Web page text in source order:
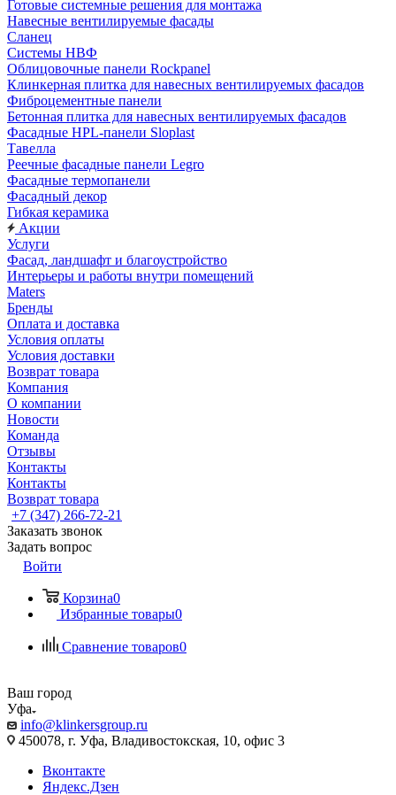
Готовые системные решения для монтажа
Навесные вентилируемые фасады
Сланец
Системы НВФ
Облицовочные панели Rockpanel
Клинкерная плитка для навесных вентилируемых фасадов
Фиброцементные панели
Бетонная плитка для навесных вентилируемых фасадов
Фасадные HPL-панели Sloplast
Тавелла
Реечные фасадные панели Legro
Фасадные термопанели
Фасадный декор
Гибкая керамика
Акции
Услуги
Фасад, ландшафт и благоустройство
Интерьеры и работы внутри помещений
Maters
Бренды
Оплата и доставка
Условия оплаты
Условия доставки
Возврат товара
Компания
О компании
Новости
Команда
Отзывы
Контакты
Контакты
Возврат товара
+7 (347) 266-72-21
Заказать звонок
Задать вопрос
Войти
Корзина0
Избранные товары0
Сравнение товаров0
Ваш город
Уфа
info@klinkersgroup.ru
450078, г. Уфа, Владивостокская, 10, офис 3
Вконтакте
Яндекс.Дзен